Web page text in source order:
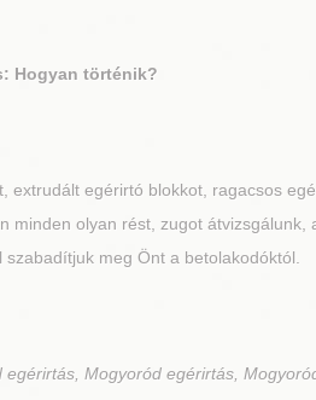
Hogyan történik?
egérirtó blokkot, ragacsos
olyan rést, zugot
meg Önt a betolakodóktól.
Mogyoród egérirtás,